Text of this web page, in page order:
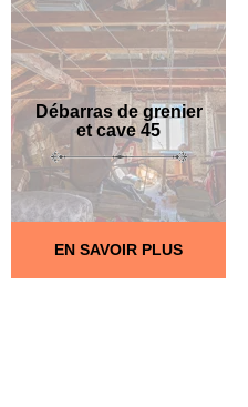
Débarras de grenier
et cave 45
EN SAVOIR PLUS